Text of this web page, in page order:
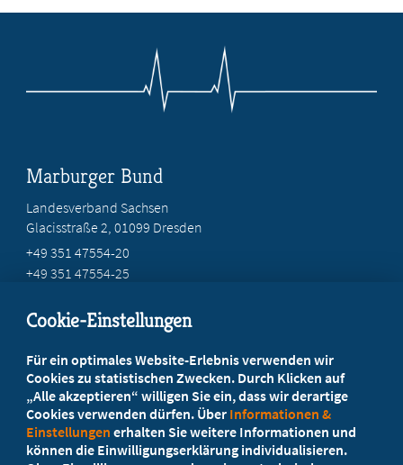
Marburger Bund
Landesverband Sachsen
Glacisstraße 2, 01099 Dresden
+49 351 47554-20
+49 351 47554-25
Ihr Landesverband berät Sie!
Ansprechpartner
Cookie-Einstellungen
Für ein optimales Website-Erlebnis verwenden wir
Cookies zu statistischen Zwecken. Durch Klicken auf
„Alle akzeptieren“ willigen Sie ein, dass wir derartige
Cookies verwenden dürfen. Über Informationen &
Einstellungen erhalten Sie weitere Informationen und
können die Einwilligungserklärung individualisieren.